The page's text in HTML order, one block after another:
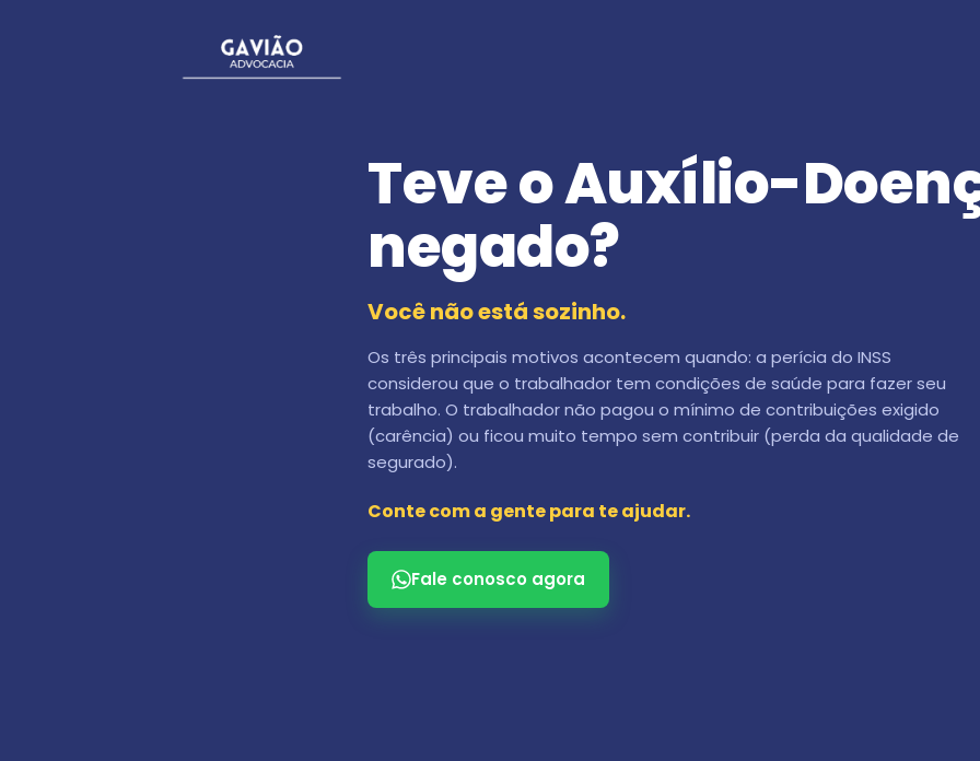
Teve o Auxílio-
negado?
Você não está sozinho.
Os três principais motivos acontecem quando: a perícia do INSS
considerou que o trabalhador tem condições de saúde para fazer seu
trabalho. O trabalhador não pagou o mínimo de contribuições exigido
(carência) ou ficou muito tempo sem contribuir (perda da qualidade de
segurado).
Conte com a gente para te ajudar.
Fale conosco agora